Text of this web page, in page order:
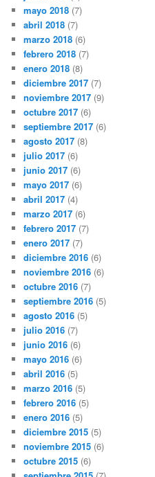
mayo 2018 (7)
abril 2018 (7)
marzo 2018 (6)
febrero 2018 (7)
enero 2018 (8)
diciembre 2017 (7)
noviembre 2017 (9)
octubre 2017 (6)
septiembre 2017 (6)
agosto 2017 (8)
julio 2017 (6)
junio 2017 (6)
mayo 2017 (6)
abril 2017 (4)
marzo 2017 (6)
febrero 2017 (7)
enero 2017 (7)
diciembre 2016 (6)
noviembre 2016 (6)
octubre 2016 (7)
septiembre 2016 (5)
agosto 2016 (5)
julio 2016 (7)
junio 2016 (6)
mayo 2016 (6)
abril 2016 (5)
marzo 2016 (5)
febrero 2016 (5)
enero 2016 (5)
diciembre 2015 (5)
noviembre 2015 (6)
octubre 2015 (6)